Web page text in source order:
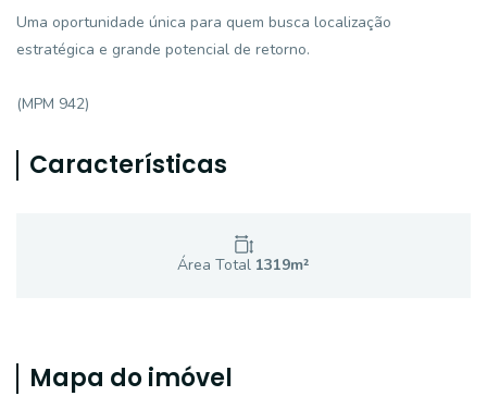
Uma oportunidade única para quem busca localização
estratégica e grande potencial de retorno.
(MPM 942)
Características
Área Total 1319m²
Mapa do imóvel